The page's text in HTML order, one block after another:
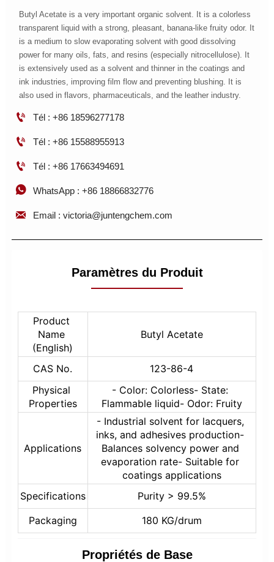
Butyl Acetate is a very important organic solvent. It is a colorless
transparent liquid with a strong, pleasant, banana-like fruity odor. It
is a medium to slow evaporating solvent with good dissolving
power for many oils, fats, and resins (especially nitrocellulose). It
is extensively used as a solvent and thinner in the coatings and
ink industries, improving film flow and preventing blushing. It is
also used in flavors, pharmaceuticals, and the leather industry.
 Tél : +86 18596277178
 Tél : +86 15588955913
 Tél : +86 17663494691
 WhatsApp : +86 18866832776
 Email : victoria@juntengchem.com
Paramètres du Produit
Product
Name
(English)
Butyl Acetate
CAS No.
123-86-4
Physical
Properties
- Color: Colorless- State:
Flammable liquid- Odor: Fruity
Applications
- Industrial solvent for lacquers,
inks, and adhesives production-
Balances solvency power and
evaporation rate- Suitable for
coatings applications
Specifications
Purity > 99.5%
Packaging
180 KG/drum
Propriétés de Base